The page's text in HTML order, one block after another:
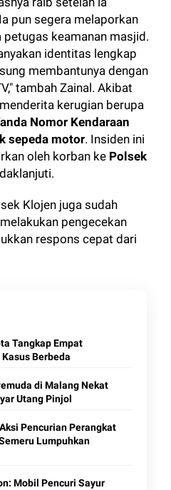
pun segera melaporkan
keamanan masjid.
identitas lengkap
membantunya dengan
tambah Zainal. Akibat
kerugian berupa
Nomor Kendaraan
sepeda motor. Insiden ini
oleh korban ke Polsek
Klojen juga sudah
pengecekan
respons cepat dari
Tangkap Empat
Berbeda
di Malang Nekat
Utang Pinjol
Pencurian Perangkat
Lumpuhkan
Mobil Pencuri Sayur